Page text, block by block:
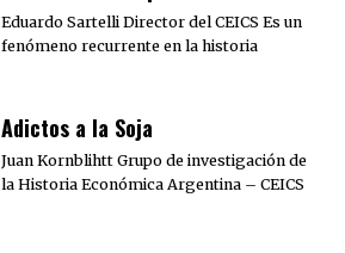
Eduardo Sartelli Director del CEICS Es un
fenómeno recurrente en la historia
Adictos a la Soja
Juan Kornblihtt Grupo de investigación de
la Historia Económica Argentina – CEICS